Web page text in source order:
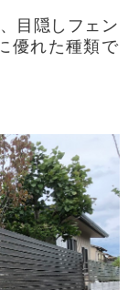
目隠しフェン
優れた種類で